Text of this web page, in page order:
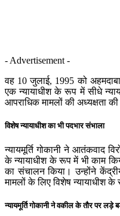
- Advertisement -
वह 10 जुलाई, 1995 को
एक न्यायाधीश के रूप में सीधे
आपराधिक मामलों की अध्यक्षता
विशेष न्यायाधीश का भी पदभार संभाला
न्यायमूर्ति गोकानी ने आतंकवाद
के न्यायाधीश के रूप में भी काम
का संचालन किया। उन्होंने
मामलों के लिए विशेष न्यायाधीश के
न्यायमूर्ति गोकानी ने वकील के तौर पर